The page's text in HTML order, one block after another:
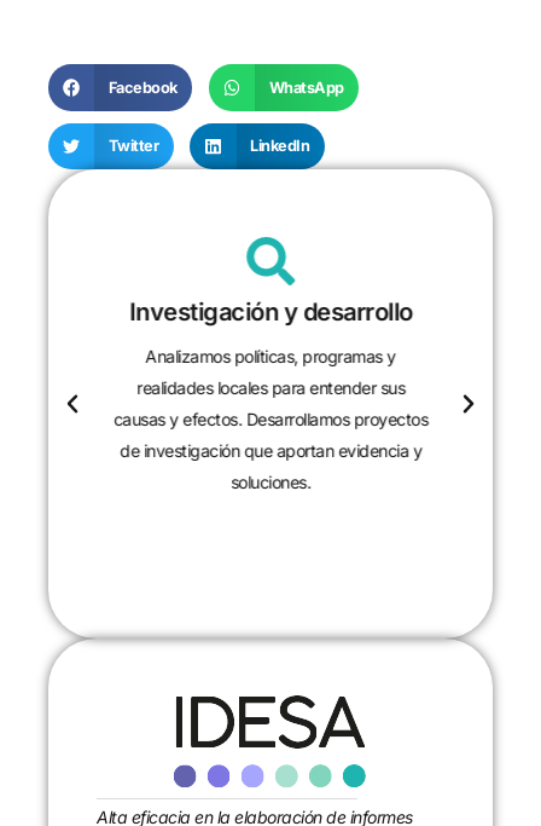
Facebook WhatsApp
Twitter LinkedIn
Investigación y desarrollo
Analizamos políticas, programas y
realidades locales para entender sus
causas y efectos. Desarrollamos proyectos
de investigación que aportan evidencia y
soluciones.
Alta eficacia en la elaboración de informes